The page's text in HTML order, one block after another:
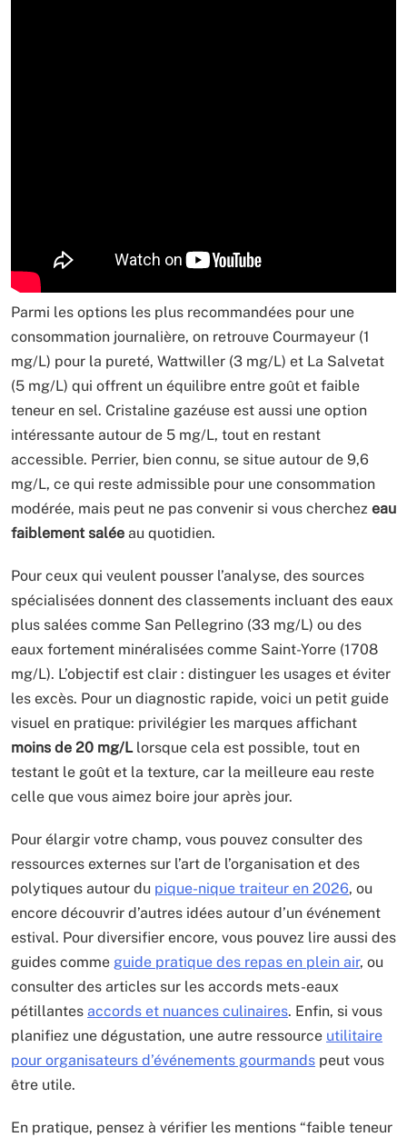
Parmi les options les plus recommandées pour une
consommation journalière, on retrouve Courmayeur (1
mg/L) pour la pureté, Wattwiller (3 mg/L) et La Salvetat
(5 mg/L) qui offrent un équilibre entre goût et faible
teneur en sel. Cristaline gazéuse est aussi une option
intéressante autour de 5 mg/L, tout en restant
accessible. Perrier, bien connu, se situe autour de 9,6
mg/L, ce qui reste admissible pour une consommation
modérée, mais peut ne pas convenir si vous cherchez eau
faiblement salée au quotidien.
Pour ceux qui veulent pousser l’analyse, des sources
spécialisées donnent des classements incluant des eaux
plus salées comme San Pellegrino (33 mg/L) ou des
eaux fortement minéralisées comme Saint-Yorre (1708
mg/L). L’objectif est clair : distinguer les usages et éviter
les excès. Pour un diagnostic rapide, voici un petit guide
visuel en pratique: privilégier les marques affichant
moins de 20 mg/Llorsque cela est possible, tout en
testant le goût et la texture, car la meilleure eau reste
celle que vous aimez boire jour après jour.
Pour élargir votre champ, vous pouvez consulter des
ressources externes sur l’art de l’organisation et des
polytiques autour du pique-nique traiteur en 2026, ou
encore découvrir d’autres idées autour d’un événement
estival. Pour diversifier encore, vous pouvez lire aussi des
guides comme guide pratique des repas en plein air, ou
consulter des articles sur les accords mets-eaux
pétillantes accords et nuances culinaires. Enfin, si vous
planifiez une dégustation, une autre ressource utilitaire
pour organisateurs d’événements gourmands peut vous
être utile.
En pratique, pensez à vérifier les mentions “faible teneur